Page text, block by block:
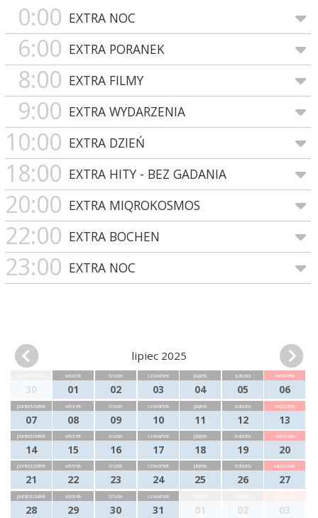
0:00 EXTRA NOC
6:00 EXTRA PORANEK
8:00 EXTRA FILMY
9:00 EXTRA WYDARZENIA
10:00 EXTRA DZIEŃ
18:00 EXTRA HITY - BEZ GADANIA
20:00 EXTRA MIQROKOSMOS
22:00 EXTRA BOCHEN
23:00 EXTRA NOC
lipiec 2025
30
wtorek
01
środa
02
czwartek
03
piątek
04
sobota
05
niedziela
06
poniedziałek
07
wtorek
08
środa
09
czwartek
10
piątek
11
sobota
12
niedziela
13
poniedziałek
14
wtorek
15
środa
16
czwartek
17
piątek
18
sobota
19
niedziela
20
poniedziałek
21
wtorek
22
środa
23
czwartek
24
piątek
25
sobota
26
niedziela
27
poniedziałek
28
wtorek
29
środa
30
czwartek
31 01 02 03